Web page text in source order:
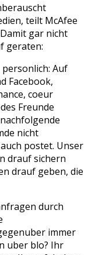
teilt McAfee
gar nicht
geraten:
personlich: Auf
Facebook,
coeur
Freunde
nicht
postet. Unser
drauf sichern
drauf geben, die
durch
immer
uber blo? Ihr